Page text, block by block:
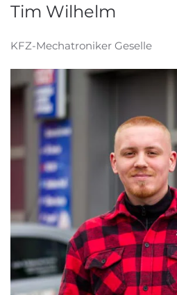
Tim Wilhelm
KFZ-Mechatroniker Geselle